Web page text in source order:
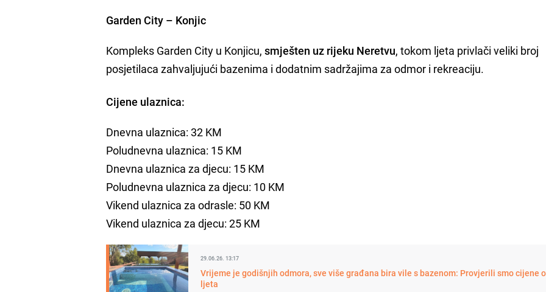
Garden City – Konjic
Kompleks Garden City u Konjicu,smješten uz rijeku Neretvu, tokom ljeta privlači veliki broj
posjetilaca zahvaljujući bazenima i dodatnim sadržajima za odmor i rekreaciju.
Cijene ulaznica:
Dnevna ulaznica: 32 KM
Poludnevna ulaznica: 15 KM
Dnevna ulaznica za djecu: 15 KM
Poludnevna ulaznica za djecu: 10 KM
Vikend ulaznica za odrasle: 50 KM
Vikend ulaznica za djecu: 25 KM
29.06.26. 13:17
Vrijeme je godišnjih odmora, sve više građana bira vile s bazenom: Provjerili smo cijene
ljeta